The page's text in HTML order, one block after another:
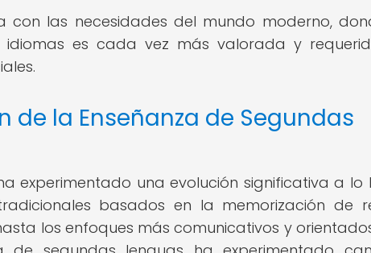
con las necesidades del mundo moderno,
idiomas es cada vez más valorada y
de la Enseñanza de Segundas
experimentado una evolución significativa a lo
basados en la memorización de
los enfoques más comunicativos y